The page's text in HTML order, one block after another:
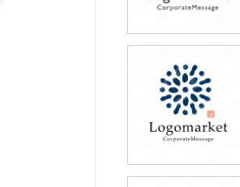
49,800円
(税込54,780円)